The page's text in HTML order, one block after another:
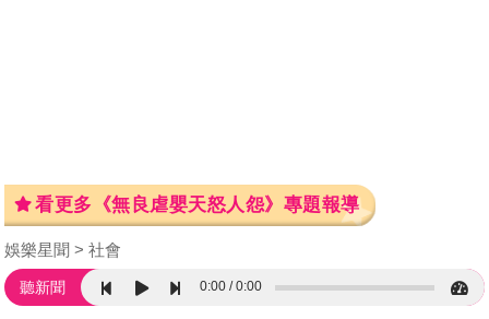
看更多《無良虐嬰天怒人怨》專題報導
娛樂星聞 社會
聽新聞 0:00 0:00